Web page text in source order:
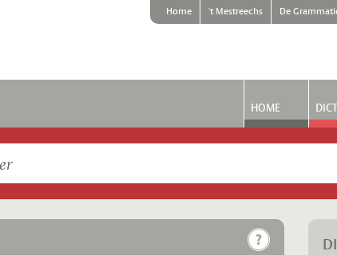
Home 't Mestreechs De
HOME